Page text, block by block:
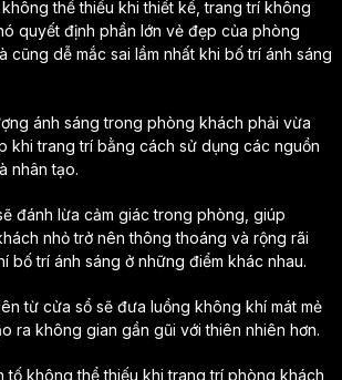
thể thiếu khi thiết kế, trang trí không
quyết định phần lớn vẻ đẹp của phòng
cũng dễ mắc sai lầm nhất khi bố trí ánh sáng
ánh sáng trong phòng khách phải vừa
khi trang trí bằng cách sử dụng các nguồn
nhân tạo.
đánh lừa cảm giác trong phòng, giúp
nhỏ trở nên thông thoáng và rộng rãi
bố trí ánh sáng ở những điểm khác nhau.
từ cửa sổ sẽ đưa luồng không khí mát mẻ
ra không gian gần gũi với thiên nhiên hơn.